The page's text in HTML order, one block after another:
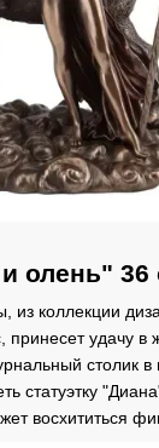
олень" 36
коллекции
удачу в
столик
статуэтку
восхититься